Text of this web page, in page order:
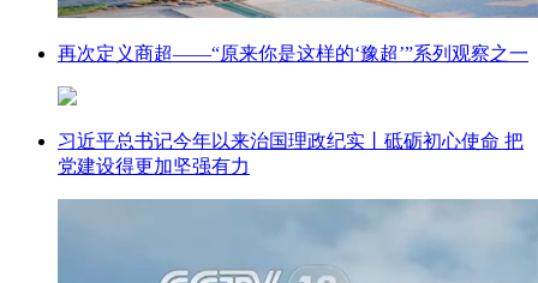
再次定义商超——“原来你是这样的‘豫超’”系列观察之一
习近平总书记今年以来治国理政纪实丨砥砺初心使命 把
党建设得更加坚强有力